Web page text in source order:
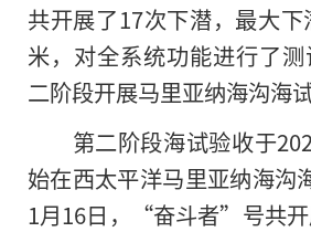
共开展了17次下潜，最大
米，对全系统功能进行了
二阶段开展马里亚纳海沟海
第二阶段海试验收于
始在西太平洋马里亚纳海沟
1月16日，“奋斗者”号共开